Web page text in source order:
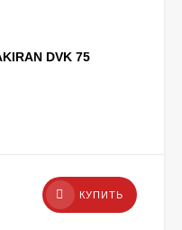
DVK 75
КУПИТЬ